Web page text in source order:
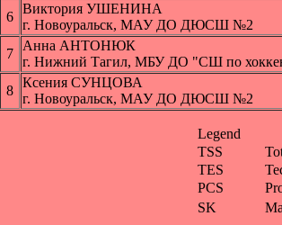
6
Виктория УШЕНИНА
г. Новоуральск, МАУ ДО ДЮСШ №2
7
Анна АНТОНЮК
г. Нижний Тагил, МБУ ДО "СШ по
8
Ксения СУНЦОВА
г. Новоуральск, МАУ ДО ДЮСШ №2
Legend
TSS
TES
PCS
SK